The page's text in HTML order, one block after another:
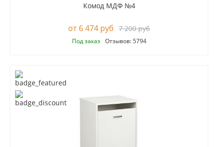
Комод МДФ №4
6 474 руб 7 200 руб
Под заказ Отзывов: 5794